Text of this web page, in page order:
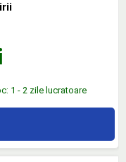
1 - 2 zile lucratoare